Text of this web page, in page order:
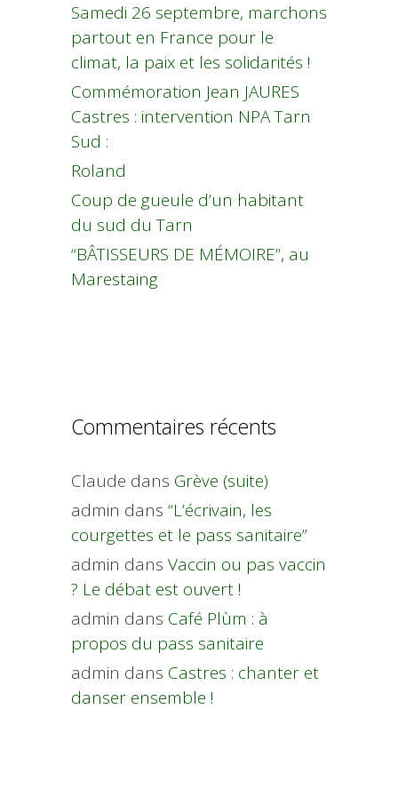
Samedi 26 septembre, marchons
partout en France pour le
climat, la paix et les solidarités !
Commémoration Jean JAURES
Castres : intervention NPA Tarn
Sud :
Roland
Coup de gueule d’un habitant
du sud du Tarn
“BÂTISSEURS DE MÉMOIRE”, au
Marestaing
Commentaires récents
Claude dans Grève (suite)
admin dans “L’écrivain, les
courgettes et le pass sanitaire”
admin dans Vaccin ou pas vaccin
? Le débat est ouvert !
admin dans Café Plùm : à
propos du pass sanitaire
admin dans Castres : chanter et
danser ensemble !